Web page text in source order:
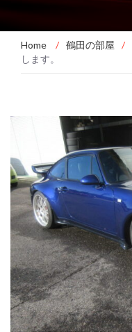
Home / 鶴田の部屋 /
します。